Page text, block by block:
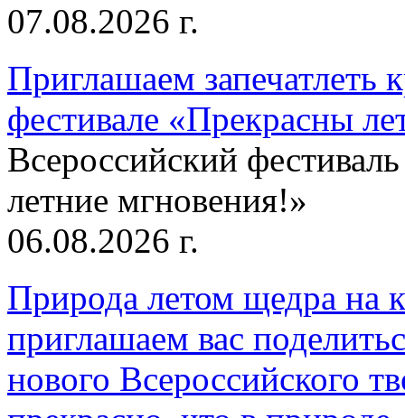
07.08.2026 г.
Приглашаем запечатлеть
фестивале «Прекрасны
Всероссийский
летние мгновения!»
06.08.2026 г.
Природа летом щедра на
приглашаем вас
нового Всероссийского